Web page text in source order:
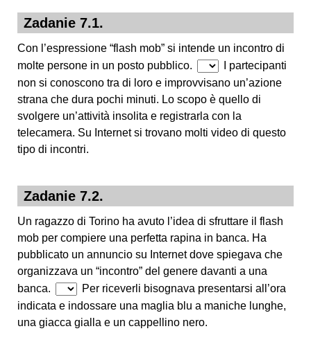
Zadanie 7.1.
Con l’espressione “flash mob” si intende un incontro di
molte persone in un posto pubblico.
I partecipanti
non si conoscono tra di loro e improvvisano un’azione
strana che dura pochi minuti. Lo scopo è quello di
svolgere un’attività insolita e registrarla con la
telecamera. Su Internet si trovano molti video di questo
tipo di incontri.
Zadanie 7.2.
Un ragazzo di Torino ha avuto l’idea di sfruttare il flash
mob per compiere una perfetta rapina in banca. Ha
pubblicato un annuncio su Internet dove spiegava che
organizzava un “incontro” del genere davanti a una
banca.
Per riceverli bisognava presentarsi all’ora
indicata e indossare una maglia blu a maniche lunghe,
una giacca gialla e un cappellino nero.